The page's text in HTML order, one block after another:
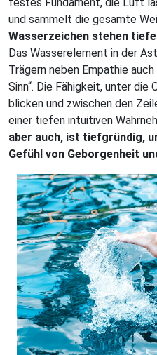
und sammelt die gesamte
Wasserzeichen stehen
Das Wasserelement in der
Trägern neben Empathie
Sinn“. Die Fähigkeit, unter
blicken und zwischen den
einer tiefen intuitiven
aber auch, ist tiefgründig,
Gefühl von Geborgenheit